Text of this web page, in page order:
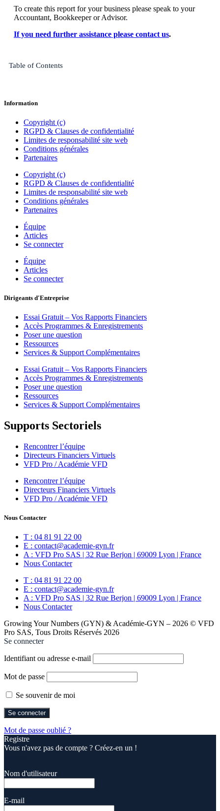
To create this report for your business please speak to your
Accountant, Bookkeeper or Advisor.
If you need further assistance please contact us.
Table of Contents
Information
Copyright (c)
RGPD & Clauses de confidentialité
Limites de responsabilité site web
Conditions générales
Partenaires
Copyright (c)
RGPD & Clauses de confidentialité
Limites de responsabilité site web
Conditions générales
Partenaires
Équipe
Articles
Se connecter
Équipe
Articles
Se connecter
Dirigeants d'Entreprise
Essai Gratuit – Vos Rapports Financiers
Accès Programmes & Enregistrements
Poser une question
Ressources
Services & Support Complémentaires
Essai Gratuit – Vos Rapports Financiers
Accès Programmes & Enregistrements
Poser une question
Ressources
Services & Support Complémentaires
Supports Sectoriels
Rencontrer l’équipe
Directeurs Financiers Virtuels
VFD Pro / Académie VFD
Rencontrer l’équipe
Directeurs Financiers Virtuels
VFD Pro / Académie VFD
Nous Contacter
T : 04 81 91 22 00
E : contact@academie-gyn.fr
A : VFD Pro SAS | 32 Rue Berjon | 69009 Lyon | France
Nous Contacter
T : 04 81 91 22 00
E : contact@academie-gyn.fr
A : VFD Pro SAS | 32 Rue Berjon | 69009 Lyon | France
Nous Contacter
Growing Your Numbers (GYN) & Académie-GYN – 2026 © VFD
Pro SAS, Tous Droits Réservés 2026
Se connecter
Identifiant ou adresse e-mail
Mot de passe
Se souvenir de moi
Mot de passe oublié ?
Registre
Vous n'avez pas de compte ? Créez-en un !
Nom d'utilisateur
E-mail